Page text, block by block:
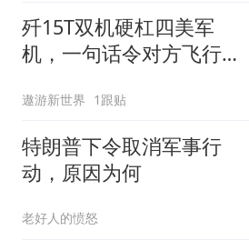
歼15T双机硬杠四美军
机，一句话令对方飞行员
遨游新世界 1跟贴
特朗普下令取消军事行
动，原因为何
老好人的愤怒